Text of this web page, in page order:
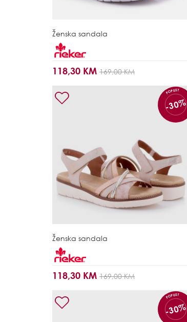
Ženska sandala
118,30 KM 169,00 KM
POPUST
-30%
Ženska sandala
118,30 KM 169,00 KM
POPUST
-30%